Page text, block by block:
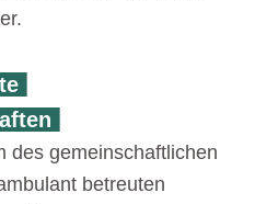
des gemeinschaftlichen
betreuten